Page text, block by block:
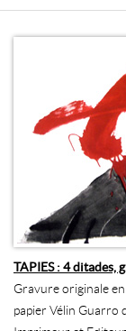
TAPIES : 4 ditades,
Gravure originale
papier Vélin Guarro